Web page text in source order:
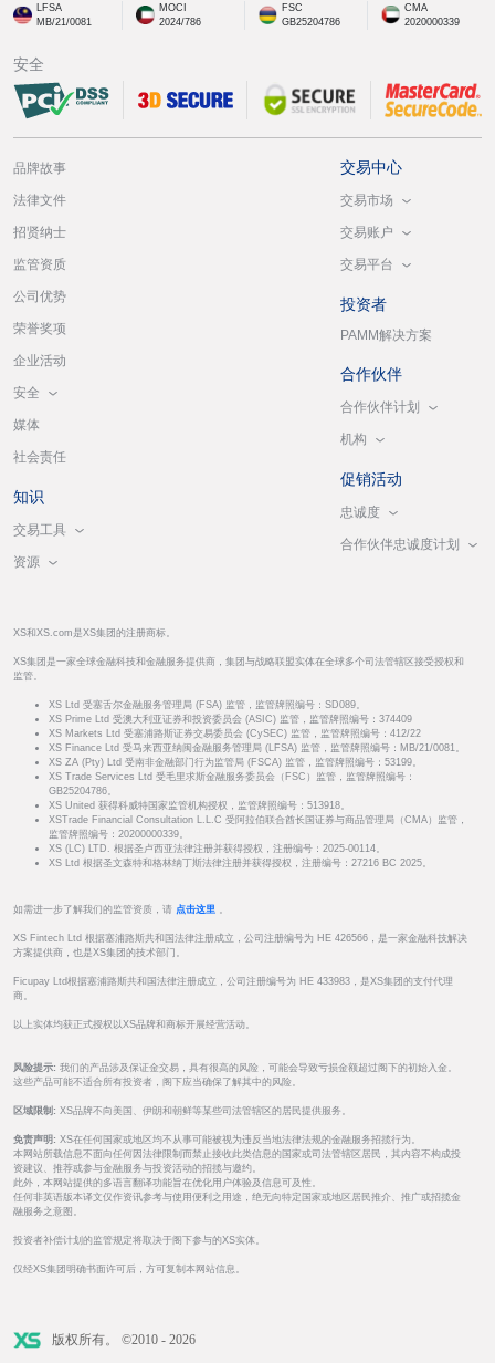
LFSA
MB/21/0081
MOCI
2024/786
FSC
GB25204786
CMA
2020000339
安全
品牌故事
法律文件
招贤纳士
监管资质
公司优势
荣誉奖项
企业活动
安全
媒体
社会责任
知识
交易工具
资源
交易中心
交易市场
交易账户
交易平台
投资者
PAMM解决方案
合作伙伴
合作伙伴计划
机构
促销活动
忠诚度
合作伙伴忠诚度计划
XS和XS.com是XS集团的注册商标。
XS集团是一家全球金融科技和金融服务提供商，集团与战略联盟实体在全球多个司法管辖区接受授权和
监管。
XS Ltd 受塞舌尔金融服务管理局 (FSA) 监管，监管牌照编号：SD089。
XS Prime Ltd 受澳大利亚证券和投资委员会 (ASIC) 监管，监管牌照编号：374409
XS Markets Ltd 受塞浦路斯证券交易委员会 (CySEC) 监管，监管牌照编号：412/22
XS Finance Ltd 受马来西亚纳闽金融服务管理局 (LFSA) 监管，监管牌照编号：MB/21/0081。
XS ZA (Pty) Ltd 受南非金融部门行为监管局 (FSCA) 监管，监管牌照编号：53199。
XS Trade Services Ltd 受毛里求斯金融服务委员会（FSC）监管，监管牌照编号：
GB25204786。
XS United 获得科威特国家监管机构授权，监管牌照编号：513918。
XSTrade Financial Consultation L.L.C 受阿拉伯联合酋长国证券与商品管理局（CMA）监管，
监管牌照编号：20200000339。
XS (LC) LTD. 根据圣卢西亚法律注册并获得授权，注册编号：2025-00114。
XS Ltd 根据圣文森特和格林纳丁斯法律注册并获得授权，注册编号：27216 BC 2025。
如需进一步了解我们的监管资质，请 点击这里 。
XS Fintech Ltd 根据塞浦路斯共和国法律注册成立，公司注册编号为 HE 426566，是一家金融科技解决
方案提供商，也是XS集团的技术部门。
Ficupay Ltd根据塞浦路斯共和国法律注册成立，公司注册编号为 HE 433983，是XS集团的支付代理
商。
以上实体均获正式授权以XS品牌和商标开展经营活动。
风险提示: 我们的产品涉及保证金交易，具有很高的风险，可能会导致亏损金额超过阁下的初始入金。
这些产品可能不适合所有投资者，阁下应当确保了解其中的风险。
区域限制: XS品牌不向美国、伊朗和朝鲜等某些司法管辖区的居民提供服务。
免责声明: XS在任何国家或地区均不从事可能被视为违反当地法律法规的金融服务招揽行为。
本网站所载信息不面向任何因法律限制而禁止接收此类信息的国家或司法管辖区居民，其内容不构成投
资建议、推荐或参与金融服务与投资活动的招揽与邀约。
此外，本网站提供的多语言翻译功能旨在优化用户体验及信息可及性。
任何非英语版本译文仅作资讯参考与使用便利之用途，绝无向特定国家或地区居民推介、推广或招揽金
融服务之意图。
投资者补偿计划的监管规定将取决于阁下参与的XS实体。
仅经XS集团明确书面许可后，方可复制本网站信息。
版权所有。 ©2010 - 2026